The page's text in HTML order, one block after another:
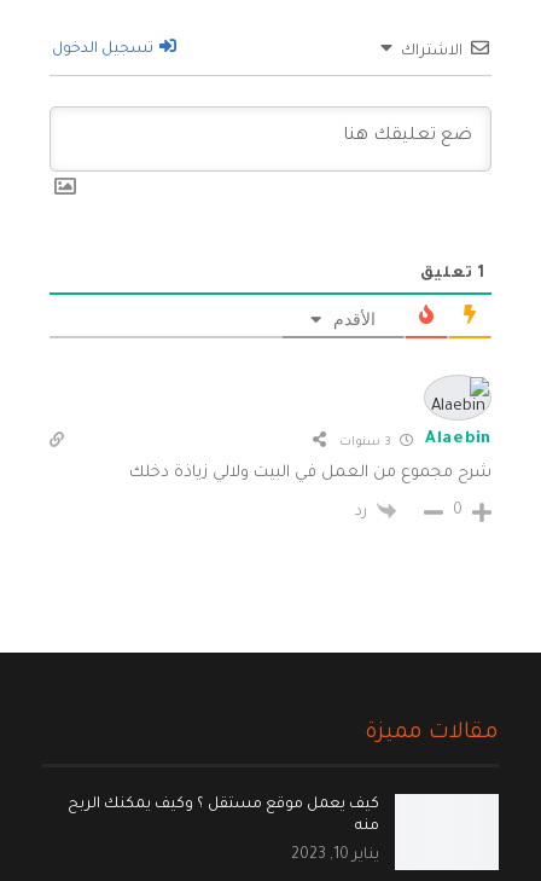
الاشتراك تسجيل الدخول
1 تعليق
الأقدم
Alaebin
شرح مجموع من العمل في البيت ولالي زياذة دخلك
0 رد
مقالات مميزة
كيف يعمل موقع مستقل ؟ وكيف يمكنك الربح
منه
يناير 10, 2023